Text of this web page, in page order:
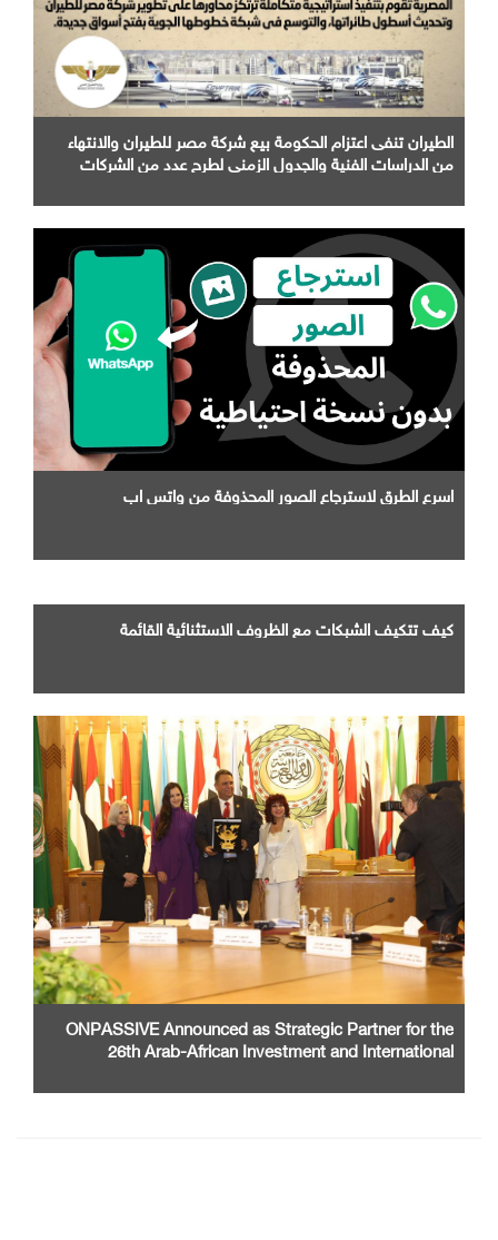
الطيران تنفى اعتزام الحكومة بيع شركة مصر للطيران والانتهاء
من الدراسات الفنية والجدول الزمني لطرح عدد من الشركات
اسرع الطرق لاسترجاع الصور المحذوفة من واتس اب
كيف تتكيف الشبكات مع الظروف الاستثنائية القائمة
ONPASSIVE Announced as Strategic Partner for the
26th Arab-African Investment and International